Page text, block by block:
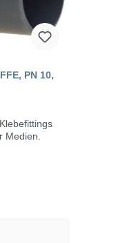
PN 10,
Medien.